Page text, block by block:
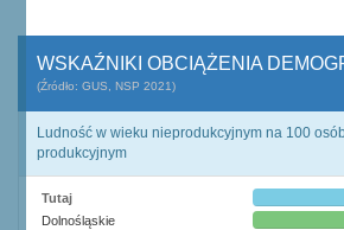
WSKAŹNIKI OBCIĄŻENIA
(Źródło: GUS, NSP 2021)
Ludność w wieku nieprodukcyjnym na 100
produkcyjnym
Tutaj
Dolnośląskie